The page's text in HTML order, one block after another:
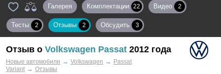
Галерея Комплектации 22 Видео 2
Тесты 2 Отзывы 2 Обсудить 3
Отзыв о Volkswagen Passat 2012 года
Новые автомобили → Volkswagen → Passat
Variant → Отзывы